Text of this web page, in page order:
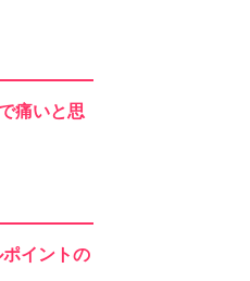
痛いと思
イントの